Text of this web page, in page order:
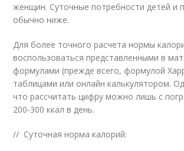
женщин. Суточные потребности детей и
обычно ниже.
Для более точного расчета нормы
воспользоваться представленными в
формулами (прежде всего, формулой
таблицами или онлайн калькулятором.
что рассчитать цифру можно лишь с
200-300 ккал в день.
// Суточная норма калорий: